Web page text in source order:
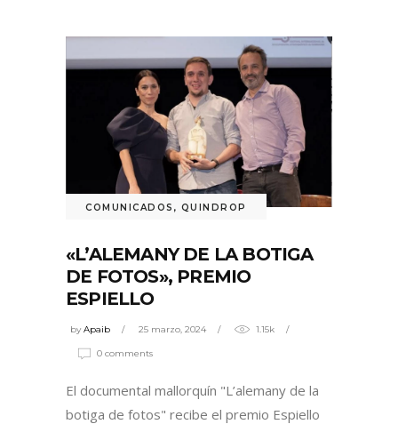
COMUNICADOS , QUINDROP
«L’ALEMANY DE LA BOTIGA
DE FOTOS», PREMIO
ESPIELLO
byApaib 25 marzo, 2024 1.15k
0 comments
El documental mallorquín "L’alemany de la
botiga de fotos" recibe el premio Espiello